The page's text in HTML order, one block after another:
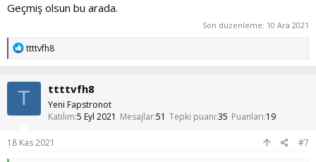
Geçmiş olsun bu arada.
Son düzenleme: 10 Ara 2021
T
p
k
i
e
ttttvfh8
T ttttvfh8
Yeni Fapstronot
Katılım 5 Eyl 2021 Mesajlar51 Tepki puanı 35 Puanları 19
18 Kas 2021 #7